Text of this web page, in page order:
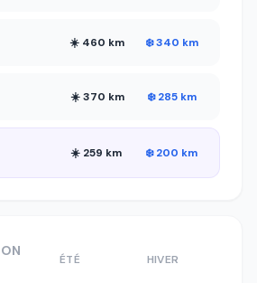
☀️ 460 km ❄️ 340 km
☀️ 370 km ❄️ 285 km
☀️ 259 km ❄️ 200 km
ÉTÉ HIVER